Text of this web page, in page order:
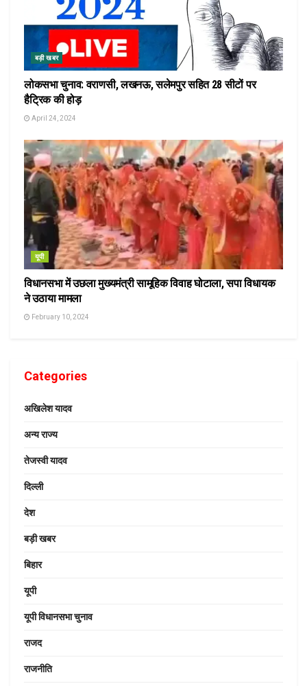
बड़ी खबर
लोकसभा चुनाव: वराणसी, लखनऊ, सलेमपुर सहित 28 सीटों पर
हैट्रिक की होड़
April 24, 2024
यूपी
विधानसभा में उछला मुख्यमंत्री सामूहिक विवाह घोटाला, सपा विधायक
ने उठाया मामला
February 10, 2024
Categories
अखिलेश यादव
अन्य राज्य
तेजस्वी यादव
दिल्ली
देश
बड़ी खबर
बिहार
यूपी
यूपी विधानसभा चुनाव
राजद
राजनीति